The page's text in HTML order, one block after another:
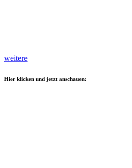
weitere
Hier klicken und jetzt anschauen: